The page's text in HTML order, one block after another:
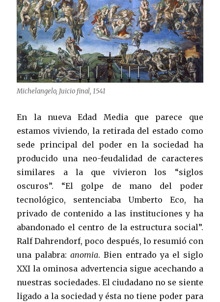
Michelangelo, Juicio final, 1541
En la nueva Edad Media que parece que
estamos viviendo, la retirada del estado como
sede principal del poder en la sociedad ha
producido una neo-feudalidad de caracteres
similares a la que vivieron los “siglos
oscuros”. “El golpe de mano del poder
tecnológico, sentenciaba Umberto Eco, ha
privado de contenido a las instituciones y ha
abandonado el centro de la estructura social”.
Ralf Dahrendorf, poco después, lo resumió con
una palabra:anomia. Bien entrado ya el siglo
XXI la ominosa advertencia sigue acechando a
nuestras sociedades. El ciudadano no se siente
ligado a la sociedad y ésta no tiene poder para